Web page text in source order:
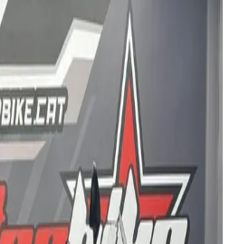
que podrían interesarte